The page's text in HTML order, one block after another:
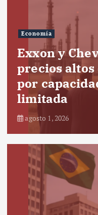
Economía
Exxon y
precios
por
limitada
agosto 1, 2026